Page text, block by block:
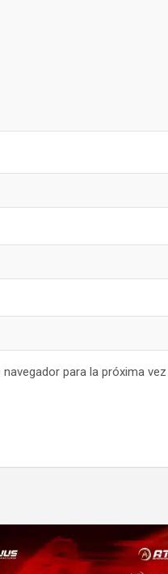
para la próxima